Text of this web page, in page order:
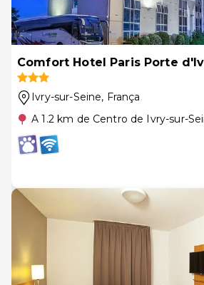
Comfort Hotel Paris Porte
Ivry-sur-Seine, França
A 1.2 km de Centro de Ivry-sur-